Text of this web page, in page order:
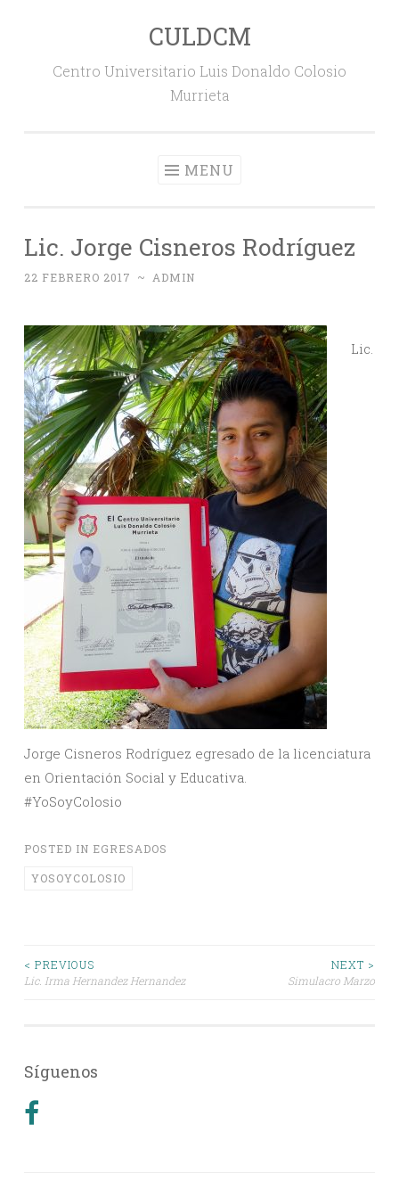
CULDCM
Centro Universitario Luis Donaldo Colosio
Murrieta
MENU
Lic. Jorge Cisneros Rodríguez
22 FEBRERO 2017 ~ ADMIN
Lic.
Jorge Cisneros Rodríguez egresado de la licenciatura
en Orientación Social y Educativa.
#YoSoyColosio
POSTED IN EGRESADOS
YOSOYCOLOSIO
Post
< PREVIOUS
Lic. Irma Hernandez Hernandez
NEXT >
Simulacro Marzo
Síguenos